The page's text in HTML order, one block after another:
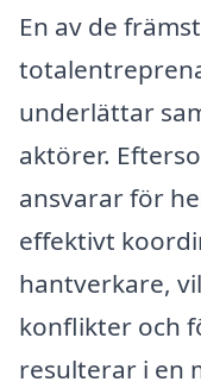
En av de
underlättar
aktörer.
ansvarar för
effektivt
hantverkare,
konflikter och
resulterar i en